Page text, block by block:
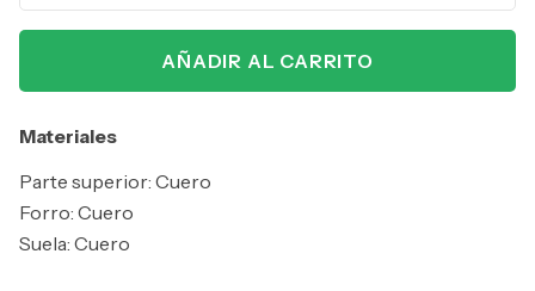
AÑADIR AL CARRITO
Materiales
Parte superior: Cuero
Forro: Cuero
Suela: Cuero